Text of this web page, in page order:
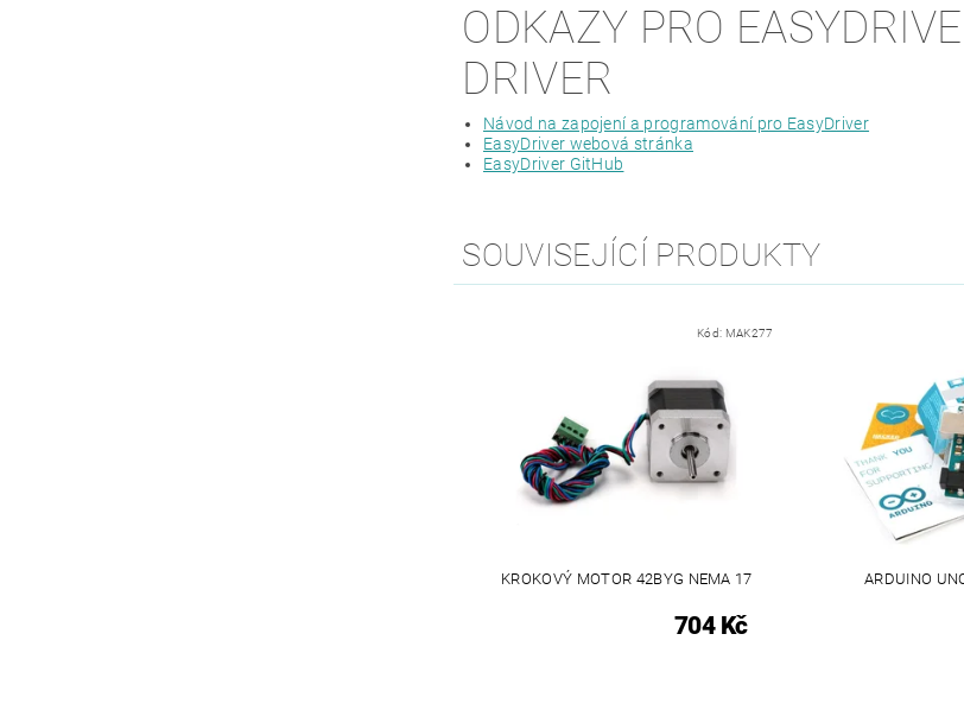
ODKAZY PRO
DRIVER
Návod na zapojení a programování pro EasyDriver
EasyDriver webová stránka
EasyDriver GitHub
SOUVISEJÍCÍ PRODUKTY
Kód: MAK277
KROKOVÝ MOTOR 42BYG NEMA 17
704 Kč
ARDUINO